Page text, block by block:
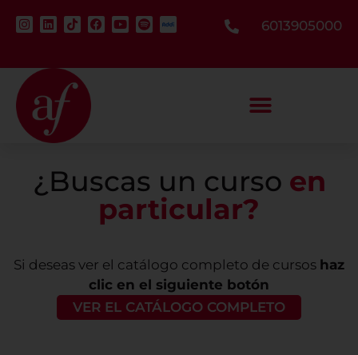
6013905000
¿Buscas un curso en
particular?
Si deseas ver el catálogo completo de cursos haz
clic en el siguiente botón
VER EL CATÁLOGO COMPLETO